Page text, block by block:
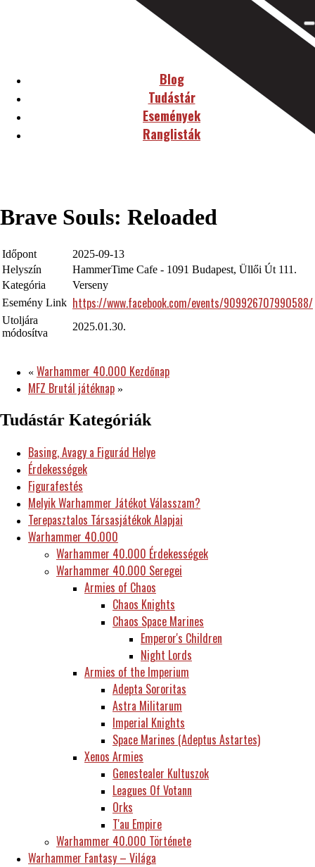
Blog
Tudástár
Események
Ranglisták
Brave Souls: Reloaded
Időpont
2025-09-13
Helyszín
HammerTime Cafe - 1091 Budapest, Üllői Út 111.
Kategória
Verseny
Esemény Link https://www.facebook.com/events/909926707990588/
Utoljára
módosítva
2025.01.30.
« Warhammer 40.000 Kezdőnap
MFZ Brutál játéknap »
Tudástár Kategóriák
Basing, Avagy a Figurád Helye
Érdekességek
Figurafestés
Melyik Warhammer Játékot Válasszam?
Terepasztalos Társasjátékok Alapjai
Warhammer 40.000
Warhammer 40.000 Érdekességek
Warhammer 40.000 Seregei
Armies of Chaos
Chaos Knights
Chaos Space Marines
Emperor's Children
Night Lords
Armies of the Imperium
Adepta Sororitas
Astra Militarum
Imperial Knights
Space Marines (Adeptus Astartes)
Xenos Armies
Genestealer Kultuszok
Leagues Of Votann
Orks
T'au Empire
Warhammer 40.000 Története
Warhammer Fantasy – Világa